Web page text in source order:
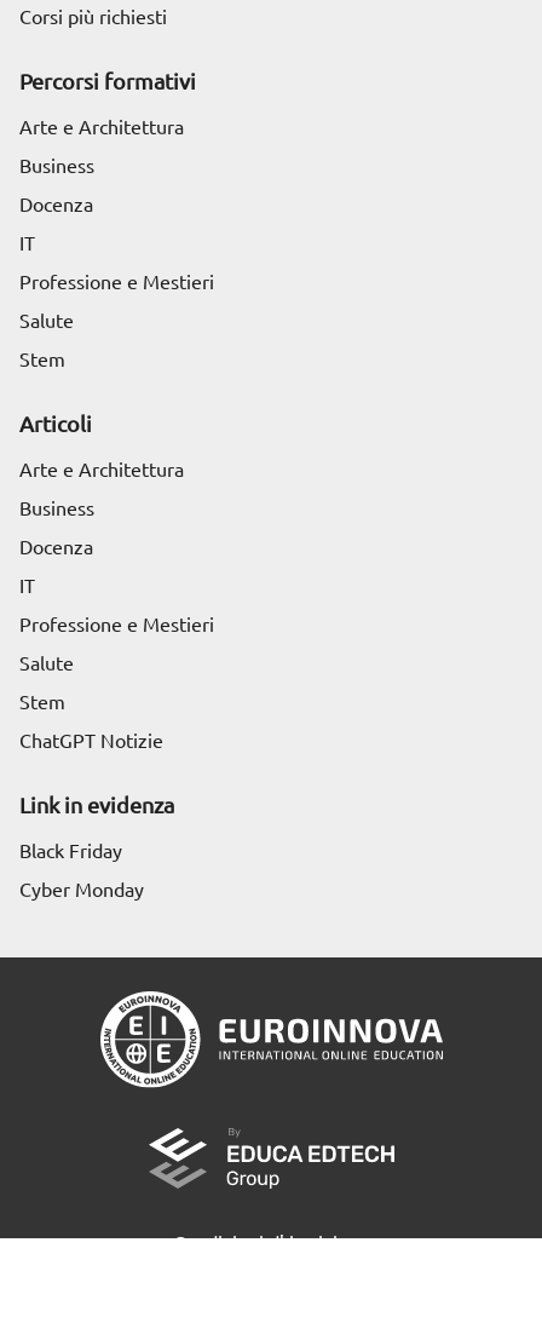
Richiedi informazioni
Corsi più richiesti
Percorsi formativi
Arte e Architettura
Business
Docenza
IT
Professione e Mestieri
Salute
Stem
Articoli
Arte e Architettura
Business
Docenza
IT
Professione e Mestieri
Salute
Stem
ChatGPT Notizie
Link in evidenza
Black Friday
Cyber Monday
Condizioni d' iscrizione